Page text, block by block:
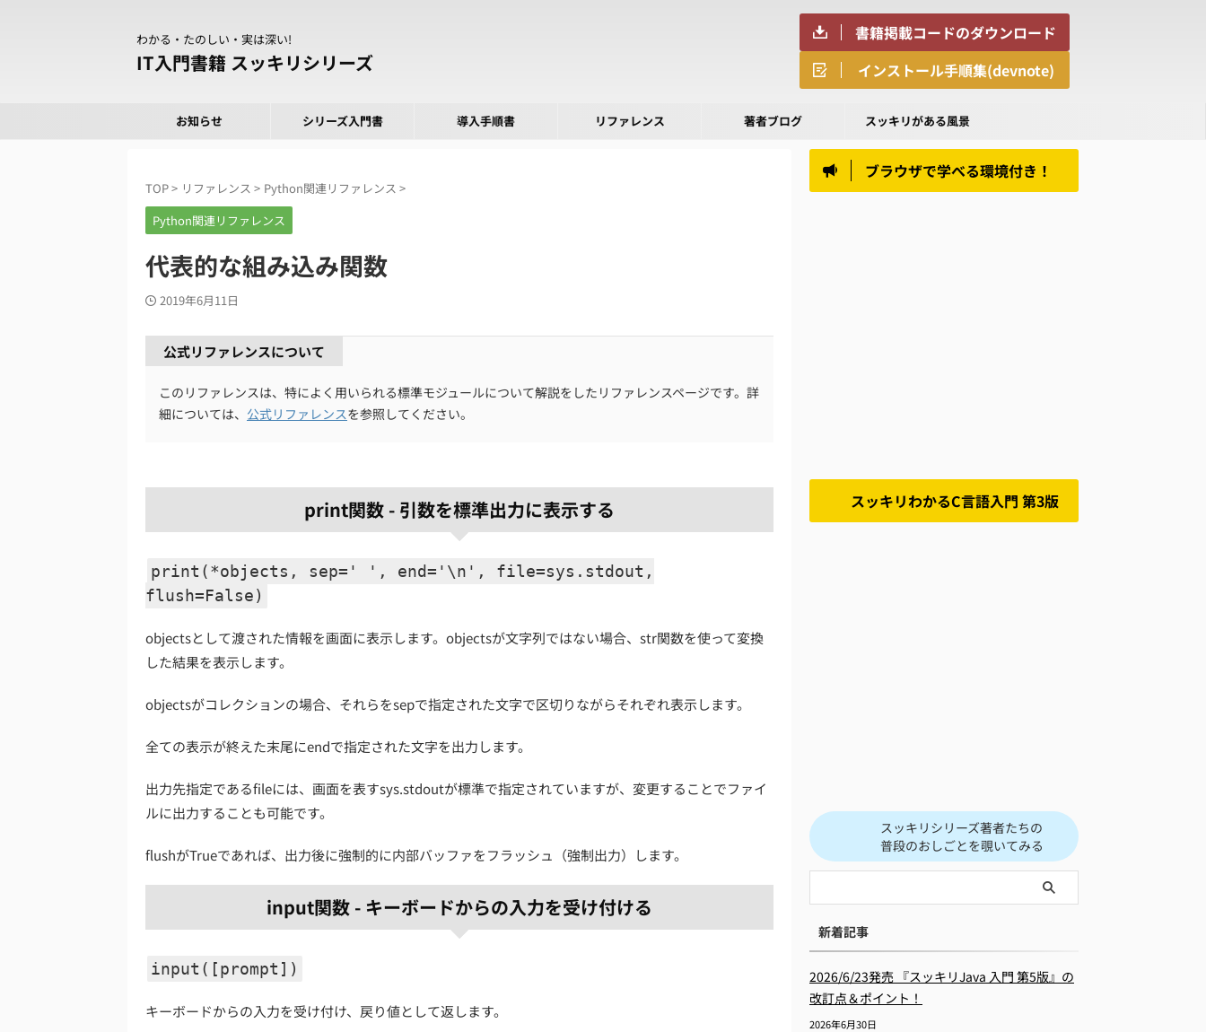
わかる・たのしい・実は深い!
IT入門書籍 スッキリシリーズ
書籍掲載コードのダウンロード
インストール手順集(devnote)
お知らせ シリーズ入門書 導入手順書 リファレンス 著者ブログ スッキリがある風景
TOP> リファレンス > Python関連リファレンス >
Python関連リファレンス
代表的な組み込み関数
2019年6月11日
公式リファレンスについて
このリファレンスは、特によく用いられる標準モジュールについて解説をしたリファレンスページです。詳
細については、 公式リファレンスを参照してください。
print関数 - 引数を標準出力に表示する
print(*objects, sep=' ', end='\n', file=sys.stdout,
flush=False)
objectsとして渡された情報を画面に表示します。objectsが文字列ではない場合、str関数を使って変換
した結果を表示します。
objectsがコレクションの場合、それらをsepで指定された文字で区切りながらそれぞれ表示します。
全ての表示が終えた末尾にendで指定された文字を出力します。
出力先指定であるfileには、画面を表すsys.stdoutが標準で指定されていますが、変更することでファイ
ルに出力することも可能です。
flushがTrueであれば、出力後に強制的に内部バッファをフラッシュ（強制出力）します。
input関数 - キーボードからの入力を受け付ける
input([prompt])
キーボードからの入力を受け付け、戻り値として返します。
ブラウザで学べる環境付き！
スッキリわかるC言語入門 第3版
スッキリシリーズ著者たちの
普段のおしごとを覗いてみる
新着記事
2026/6/23発売 『スッキリJava 入門 第5版』の
改訂点＆ポイント！
2026年6月30日